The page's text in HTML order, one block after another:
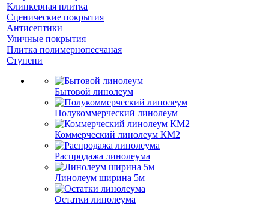
Клинкерная плитка
Сценические покрытия
Антисептики
Уличные покрытия
Плитка полимернопесчаная
Ступени
Бытовой линолеум
Полукоммерческий линолеум
Коммерческий линолеум КМ2
Распродажа линолеума
Линолеум ширина 5м
Остатки линолеума